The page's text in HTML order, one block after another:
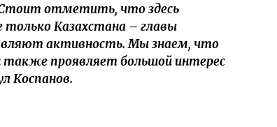
Стоит отметить, что здесь
только Казахстана – главы
активность. Мы знаем, что
также проявляет большой интерес
Коспанов.